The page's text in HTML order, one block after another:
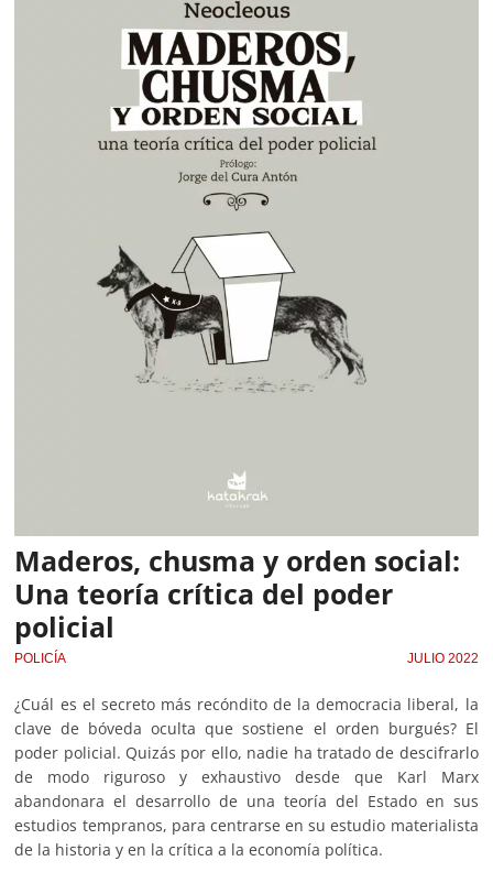
Maderos, chusma y orden social:
Una teoría crítica del poder
policial
POLICÍA JULIO 2022
¿Cuál es el secreto más recóndito de la democracia liberal, la
clave de bóveda oculta que sostiene el orden burgués? El
poder policial. Quizás por ello, nadie ha tratado de descifrarlo
de modo riguroso y exhaustivo desde que Karl Marx
abandonara el desarrollo de una teoría del Estado en sus
estudios tempranos, para centrarse en su estudio materialista
de la historia y en la crítica a la economía política.